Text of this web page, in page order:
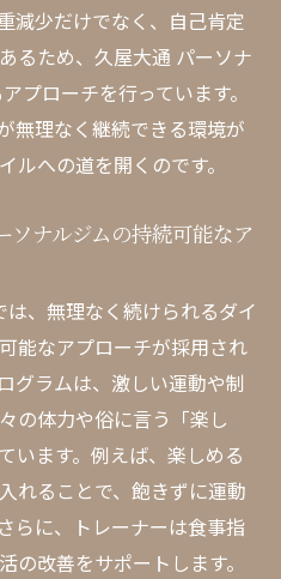
で続けやすいダイエッ
のクイックエクササイ
トするライフスタイル
ム で理想の体型を手に入
供するボディメイクプ
せたトレーニング内容の
くための具体的なアプロ
トする進捗管理システム
減少だけでなく、自己肯定
るため、久屋大通 パーソナ
プローチを行っています。
無理なく継続できる環境が
ルへの道を開くのです。
ナルジムの持続可能なア
、無理なく続けられるダイ
能なアプローチが採用され
グラムは、激しい運動や制
の体力や俗に言う「楽し
います。例えば、楽しめる
れることで、飽きずに運動
らに、トレーナーは食事指
の改善をサポートします。